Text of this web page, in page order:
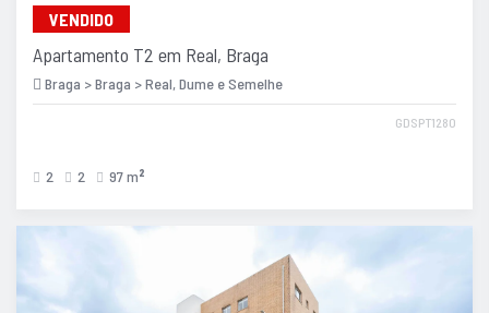
VENDIDO
Apartamento T2 em Real, Braga
Braga > Braga > Real, Dume e Semelhe
GDSPT1280
2 2 97 m 2